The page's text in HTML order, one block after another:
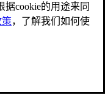
cookie的用途来同
，了解我们如何使